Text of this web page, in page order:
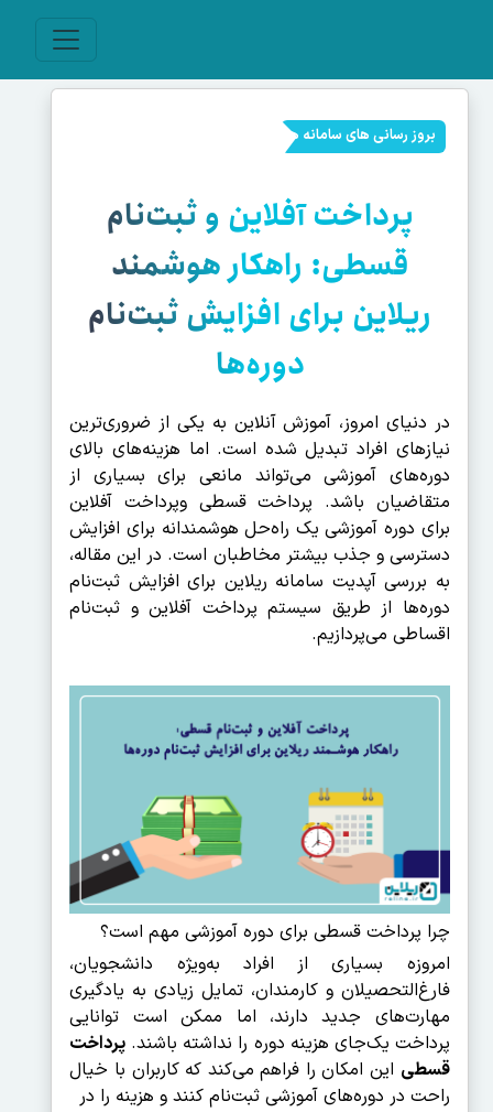
بروز رسانی های سامانه ها
پرداخت آفلاین و ثبت‌نام
قسطی: راهکار هوشمند
ریلاین برای افزایش ثبت‌نام
دوره‌ها
در دنیای امروز، آموزش آنلاین به یکی از ضروری‌ترین
نیازهای افراد تبدیل شده است. اما هزینه‌های بالای
دوره‌های آموزشی می‌تواند مانعی برای بسیاری از
متقاضیان باشد. پرداخت قسطی وپرداخت آفلاین
برای دوره آموزشی یک راه‌حل هوشمندانه برای افزایش
دسترسی و جذب بیشتر مخاطبان است. در این مقاله،
به بررسی آپدیت سامانه ریلاین برای افزایش ثبت‌نام
دوره‌ها از طریق سیستم پرداخت آفلاین و ثبت‌نام
اقساطی می‌پردازیم.
چرا پرداخت قسطی برای دوره آموزشی مهم است؟
امروزه بسیاری از افراد به‌ویژه دانشجویان،
فارغ‌التحصیلان و کارمندان، تمایل زیادی به یادگیری
مهارت‌های جدید دارند، اما ممکن است توانایی
پرداخت یک‌جای هزینه دوره را نداشته باشند. پرداخت
قسطی این امکان را فراهم می‌کند که کاربران با خیال
راحت در دوره‌های آموزشی ثبت‌نام کنند و هزینه را در